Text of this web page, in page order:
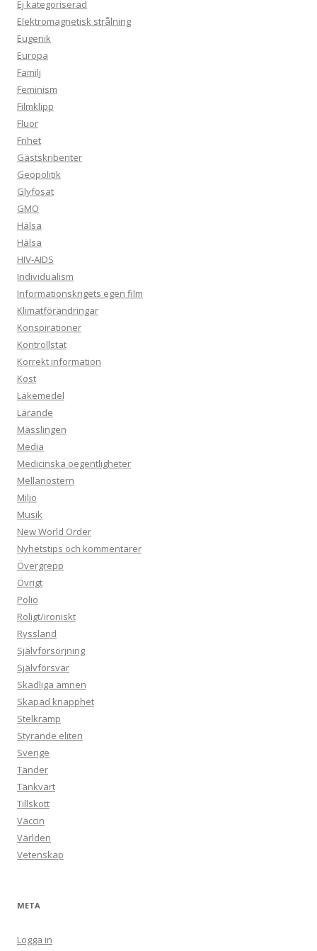
Ej kategoriserad
Elektromagnetisk strålning
Eugenik
Europa
Familj
Feminism
Filmklipp
Fluor
Frihet
Gästskribenter
Geopolitik
Glyfosat
GMO
Hälsa
Hälsa
HIV-AIDS
Individualism
Informationskrigets egen film
Klimatförändringar
Konspirationer
Kontrollstat
Korrekt information
Kost
Läkemedel
Lärande
Mässlingen
Media
Medicinska oegentligheter
Mellanöstern
Miljö
Musik
New World Order
Nyhetstips och kommentarer
Övergrepp
Övrigt
Polio
Roligt/ironiskt
Ryssland
Självförsörjning
Självförsvar
Skadliga ämnen
Skapad knapphet
Stelkramp
Styrande eliten
Sverige
Tänder
Tänkvärt
Tillskott
Vaccin
Världen
Vetenskap
META
Logga in